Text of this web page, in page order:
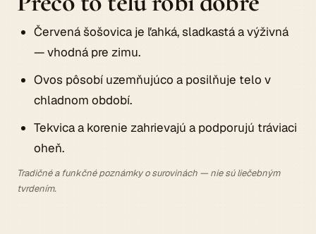
Červená šošovica je ľahká, sladkastá a výživná
— vhodná pre zimu.
Ovos pôsobí uzemňujúco a posilňuje telo v
chladnom období.
Tekvica a korenie zahrievajú a podporujú tráviaci
oheň.
Tradičné a funkčné poznámky o surovinách — nie sú liečebným
tvrdením.